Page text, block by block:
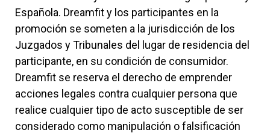
Española. Dreamfit y los participantes en la
promoción se someten a la jurisdicción de los
Juzgados y Tribunales del lugar de residencia del
participante, en su condición de consumidor.
Dreamfit se reserva el derecho de emprender
acciones legales contra cualquier persona que
realice cualquier tipo de acto susceptible de ser
considerado como manipulación o falsificación